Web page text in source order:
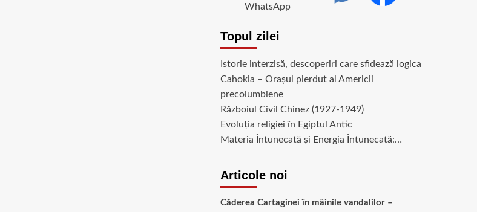
Topul zilei
Istorie interzisă, descoperiri care sfidează logica
Cahokia – Orașul pierdut al Americii
precolumbiene
Războiul Civil Chinez (1927-1949)
Evoluția religiei în Egiptul Antic
Materia Întunecată și Energia Întunecată:…
Articole noi
Căderea Cartaginei în mâinile vandalilor –